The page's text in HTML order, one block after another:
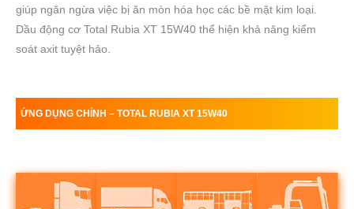
giúp ngăn ngừa việc bị ăn mòn hóa học các bề mặt kim loại.
Dầu động cơ Total Rubia XT 15W40 thể hiện khả năng kiểm
soát axit tuyệt hảo.
ỨNG DỤNG CHÍNH –TOTAL RUBIAXT 15W40